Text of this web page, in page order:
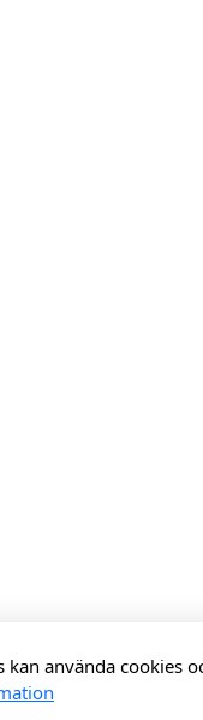
©2025 Lea
kan använda cookies